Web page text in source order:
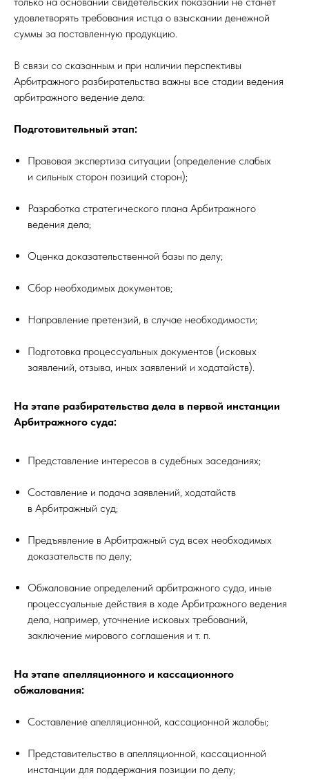
удовлетворять требования истца о взыскании денежной
суммы за поставленную продукцию.
В связи со сказанным и при наличии перспективы
Арбитражного разбирательства важны все стадии ведения
арбитражного ведение дела:
Подготовительный этап:
Правовая экспертиза ситуации (определение слабых
и сильных сторон позиций сторон);
Разработка стратегического плана Арбитражного
ведения дела;
Оценка доказательственной базы по делу;
Сбор необходимых документов;
Направление претензий, в случае необходимости;
Подготовка процессуальных документов (исковых
заявлений, отзыва, иных заявлений и ходатайств).
На этапе разбирательства дела в первой инстанции
Арбитражного суда:
Представление интересов в судебных заседаниях;
Составление и подача заявлений, ходатайств
в Арбитражный суд;
Предъявление в Арбитражный суд всех необходимых
доказательств по делу;
Обжалование определений арбитражного суда, иные
процессуальные действия в ходе Арбитражного ведения
дела, например, уточнение исковых требований,
заключение мирового соглашения и т. п.
На этапе апелляционного и кассационного
обжалования:
Составление апелляционной, кассационной жалобы;
Представительство в апелляционной, кассационной
инстанции для поддержания позиции по делу;